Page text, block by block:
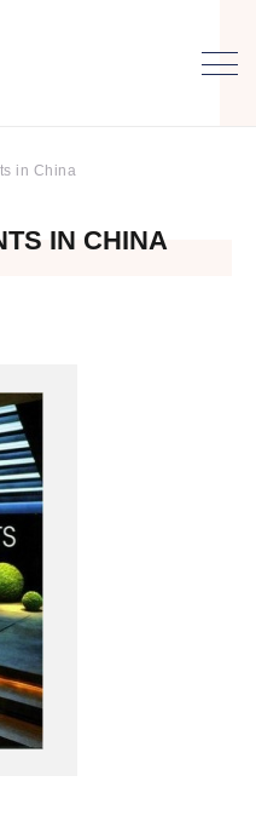
in China
IN CHINA